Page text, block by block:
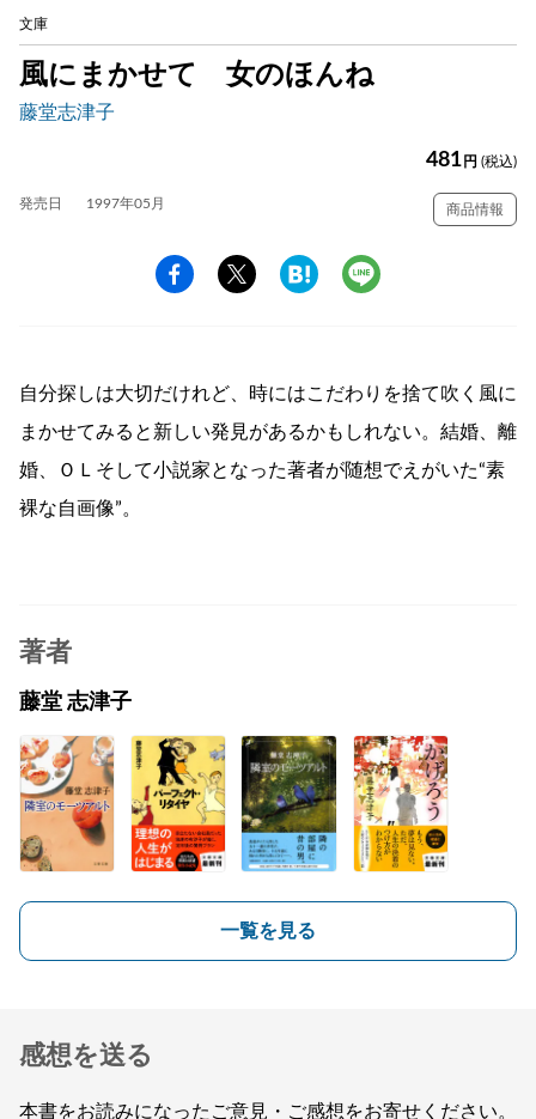
文庫
風にまかせて 女のほんね
藤堂志津子
481 円 (税込)
発売日 1997年05月 商品情報
自分探しは大切だけれど、時にはこだわりを捨て吹く風に
まかせてみると新しい発見があるかもしれない。結婚、離
婚、ＯＬそして小説家となった著者が随想でえがいた“素
裸な自画像”。
著者
藤堂 志津子
一覧を見る
感想を送る
本書をお読みになったご意見・ご感想をお寄せください。